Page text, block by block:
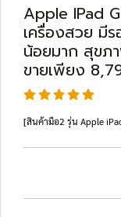
Apple IPad
เครื่องสวย มี
น้อยมาก สุขภ
ขายเพียง
[สินค้ามือ2 รุ่น Apple